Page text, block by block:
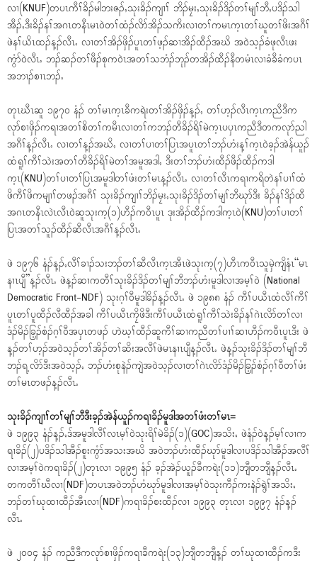
လၢ(KNUF)တပၤကီၢ်ခိၣ်မါဘးဇၣ်ႇသုးခိၣ်ကျၢၢ် ဘိၣ်မၠးႇသုးခိၣ်ဒိၣ်တၢ်မျၢ်ဘီႇပဒိၣ်သါ
အီၣ်ႇဒီးခိၣ်နၢ်အဂၤတနီၤမၤ၀ဲတၢ်ထံၣ်လိာ်အိၣ်သကိးလၢတၢ်ကမၤက့ၤတၢ်ဃူတၢ်ဖိးအဂီၢ်
ဖဲနၢ်ယိၤထၣ်န့ၣ်လီၤႉ လၢတၢ်အိၣ်ဖှိၣ်ပူၤတၢ်ဖ့ၣ်ဆၢအိၣ်ထီၣ်အဃိ အ၀ဲသ့ၣ်ခံဖုလီၤဖး
ကွံာ်၀ဲလီၤႉ ဘၣ်ဆၣ်တၢ်ဖီၣ်စုက၀ဲၤအတၢ်သဘံၣ်ဘုၣ်တအိၣ်ထီၣ်နီတမံၤလၢခံခီခံကပၤ
အဘၢၣ်စၢၤဘၣ်ႉ
တုၤဃီၤဆူ ၁၉၇၀ နံၣ် တၢ်မၤက့ၤခီကရဲးတၢ်အိၣ်ဖှိၣ်န့ၣ်ႇ တၢ်ဟ့ၣ်လီၤက့ၤကညီဒီက
လုာ်စၢဖှိၣ်ကရၢအတၢ်စိတၢ်ကမီၤလၢတၢ်ကဘၣ်တီခိၣ်ရိၢ်မဲက့ၤပၦၤကညီဒီတကလုာ်ညါ
အဂီၢ်န့ၣ်လီၤႉ လၢတၢ်န့ၣ်အဃိႇ လၢတၢ်ပၢတၢ်ပြၤအပူၤတၢ်ဘၣ်ဟံးန့ၢ်က့ၤ၀ဲခ့ၣ်အဲန်ယူၣ်
ထံရူၢ်ကီၢ်သဲးအတၢ်တီခိၣ်ရိၢ်မဲတၢ်အမူအဒါႇ ဒီးတၢ်ဘၣ်ဟံးထီၣ်ဖီၣ်ထီၣ်ကဒါ
က့ၤ(KNU)တၢ်ပၢတၢ်ပြၤအမူဒါတၢ်ဖံးတၢ်မၤန့ၣ်လီၤႉ လၢတၢ်လီၤကရၢကရိတဲနၢ်ပၢၢ်ထံ
ဖိကီၢ်ဖိကမျၢၢ်တဖၣ်အဂီၢ် သုးခိၣ်ကျၢၢ်ဘိၣ်မၠးႇသုးခိၣ်ဒိၣ်တၢ်မျၢ်ဘီဃုာ်ဒီး ခိၣ်နၢ်ဒိၣ်ထီ
အဂၤတနီၤလဲၤလီၤ၀ဲဆူသုးက့(၁)ဟီၣ်က၀ီၤပူၤ ဒုးအိၣ်ထီၣ်ကဒါက့ၤ၀ဲ(KNU)တၢ်ပၢတၢ်
ပြၤအတၢ်သူၣ်ထီၣ်ဆီလီၤအဂီၢ်န့ၣ်လီၤႉ
ဖဲ ၁၉၇၆ နံၣ်န့ၣ်ႇလီၢ်ခၢၣ်သးဘၣ်တၢ်ဆီလီၤက့ၤအီၤဖဲသုးက့(၇)ဟီၤက၀ီၤသူမှဲကျိနံၤ“မၤ
နၢၤပျီ”န့ၣ်လီၤႉ ဖဲန့ၣ်ဆၢကတီၢ်သုးခိၣ်ဒိၣ်တၢ်မျၢ်ဘီဘၣ်ဟံးမူဒါလၢအမ့ၢ်၀ဲ (National
Democratic Front-NDF) သုးဂ့ၢ်၀ီမူဒါခိၣ်န့ၣ်လီၤႉ ဖဲ ၁၉၈၈ နံၣ် ကီၢ်ပယီၤထံလီၢ်ကီၢ်
ပူၤတၢ်ပူထီၣ်လီထီၣ်အခါ ကီၢ်ပယီၤကၠိဖိဒီးကီၢ်ပယီၤထံရူၢ်ကီၢ်သဲးခိၣ်နၢ်ဂဲၤလိာ်တၢ်လၢ
ဒံၣ်မိၣ်ခြ့ၣ်စံၣ်ဂ့ၢ်၀ီအၦၤတဖၣ် ဟဲဃ့ၢ်ထီၣ်ဆူကီၢ်ဆၢကညီတၢ်ပၢၢ်ဆၢဟီၣ်က၀ီၤပူၤဒီး ဖဲ
န့ၣ်တၢ်ဟ့ၣ်အ၀ဲသ့ၣ်တၢ်အိၣ်တၢ်ဆိးအလီၢ်ဖဲမၤနၢၤပျီန့ၣ်လီၤႉ ဖဲန့ၣ်သုးခိၣ်ဒိၣ်တၢ်မျၢ်ဘီ
ဘၣ်ရ့လိာ်ဒီးအ၀ဲသ့ၣ်ႇ ဘၣ်ဟံးစုနဲၣ်ကျဲအ၀ဲသ့ၣ်လၢတၢ်ဂဲၤလိာ်ဒံၣ်မိၣ်ခြ့ၣ်စံၣ်ဂ့ၢ်၀ီတၢ်ဖံး
တၢ်မၤတဖၣ်န့ၣ်လီၤႉ
သုးခိၣ်ကျၢၢ်တၢ်မျၢ်ဘီဒီးခ့ၣ်အဲန်ယူၣ်ကရၢခိၣ်မူဒါအတၢ်ဖံးတၢ်မၤ=
ဖဲ ၁၉၉၃ နံၣ်န့ၣ်ႇဒ်အမူဒါလီၢ်လၤမ့ၢ်၀ဲသုးရိၢ်မဲခိၣ်(၁)(GOC)အသိးႇ ဖဲနံၣ်၀ဲန့ၣ်မ့ၢ်လၢက
ရၢခိၣ်(၂)ပဒိၣ်သါအီၣ်စူးကွံာ်အသးအဃိ အ၀ဲဘၣ်ဟံးထီၣ်ဃုာ်မူဒါလၢပဒိၣ်သါအီၣ်အလီၢ်
လၢအမ့ၢ်၀ဲကရၢခိၣ်(၂)တုၤလၢ ၁၉၉၅ နံၣ် ခ့ၣ်အဲၣ်ယူၣ်ခီကရဲး(၁၁)ဘျီတဘျီန့ၣ်လီၤႉ
တကတီၢ်ဃီလၢ(NDF)တပၤအ၀ဲဘၣ်ဟံဃုာ်မူဒါလၢအမ့ၢ်၀ဲသုးကီၣ်ကးနဲၣ်ရွဲၢ်အသိးႇ
ဘၣ်တၢ်ဃုထၢထီၣ်အီၤလၢ(NDF)ကရၢခိၣ်စးထီၣ်လၢ ၁၉၉၃ တုၤလၢ ၁၉၉၇ နံၣ်န့ၣ်
လီၤႉ
ဖဲ ၂၀၀၄ နံၣ် ကညီဒီကလုာ်စၢဖှိၣ်ကရၢခီကရဲး(၁၃)ဘျီတဘျီန့ၣ် တၢ်ဃုထၢထီၣ်ကဒီး